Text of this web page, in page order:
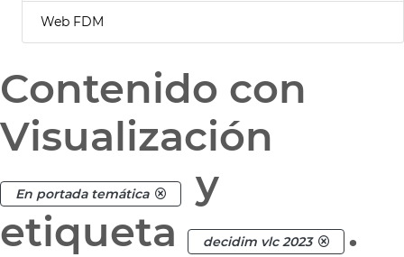
Web FDM
Contenido con
Visualización
En portada temática
y
etiqueta
decidim vlc 2023 .